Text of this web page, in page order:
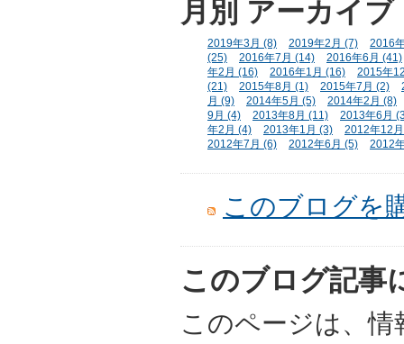
月別 アーカイブ
2019年3月 (8) 2019年2月 (7)
2016
(25)
2016年7月 (14)
2016年6月 (41)
年2月 (16)
2016年1月 (16)
2015年
(21)
2015年8月 (1) 2015年7月 (2)
月 (9)
2014年5月 (5)
2014年2月 (8)
9月 (4)
2013年8月 (11)
2013年6月
年2月 (4)
2013年1月 (3)
2012年12
2012年7月 (6)
2012年6月 (5) 2012
このブログを
このブログ記事
このページは、情